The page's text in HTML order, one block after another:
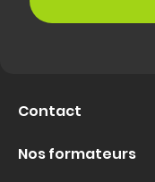
Contact
Nos formateurs